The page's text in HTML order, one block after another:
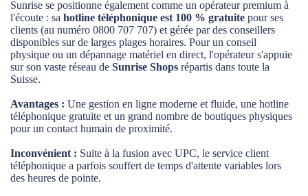
Sunrise se positionne également comme un opérateur premium à
l'écoute : sa hotline téléphonique est 100 % gratuite pour ses
clients (au numéro 0800 707 707) et gérée par des conseillers
disponibles sur de larges plages horaires. Pour un conseil
physique ou un dépannage matériel en direct, l'opérateur s'appuie
sur son vaste réseau de Sunrise Shops répartis dans toute la
Suisse.
Avantages : Une gestion en ligne moderne et fluide, une hotline
téléphonique gratuite et un grand nombre de boutiques physiques
pour un contact humain de proximité.
Inconvénient : Suite à la fusion avec UPC, le service client
téléphonique a parfois souffert de temps d'attente variables lors
des heures de pointe.